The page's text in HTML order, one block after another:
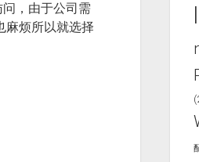
，由于公司需
麻烦所以就选择